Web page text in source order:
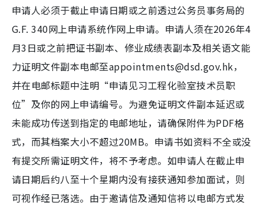
申请人必须于截止申请日期或之前透过公务员事务局的
G.F. 340网上申请系统作网上申请。申请人须在2026年4
月3日或之前把证书副本、修业成绩表副本及相关语文能
力证明文件副本电邮至appointments@dsd.gov.hk，
并在电邮标题中注明“申请见习工程化验室技术员职
位”及你的网上申请编号。为避免证明文件副本延迟或
未能成功传送到指定的电邮地址，请确保附件为PDF格
式，而其档案大小不超过20MB。申请书如资料不全或没
有提交所需证明文件，将不予考虑。如申请人在截止申
请日期后约八至十个星期内没有接获通知参加面试，则
可视作经已落选。由于邀请信及通知信将以电邮方式发